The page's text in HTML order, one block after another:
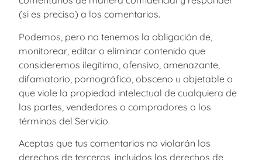
(si es preciso) a los comentarios.
Podemos, pero no tenemos la obligación de,
monitorear, editar o eliminar contenido que
consideremos ilegítimo, ofensivo, amenazante,
difamatorio, pornográfico, obsceno u objetable o
que viole la propiedad intelectual de cualquiera de
las partes, vendedores o compradores o los
términos del Servicio.
Aceptas que tus comentarios no violarán los
derechos de terceros, incluidos los derechos de